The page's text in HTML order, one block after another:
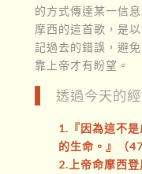
的方式傳達某一信
摩西的這首歌，是
記過去的錯誤，避
靠上帝才有盼望。
透過今天的
1.『因為這不
的生命。』（
2.上帝命摩西